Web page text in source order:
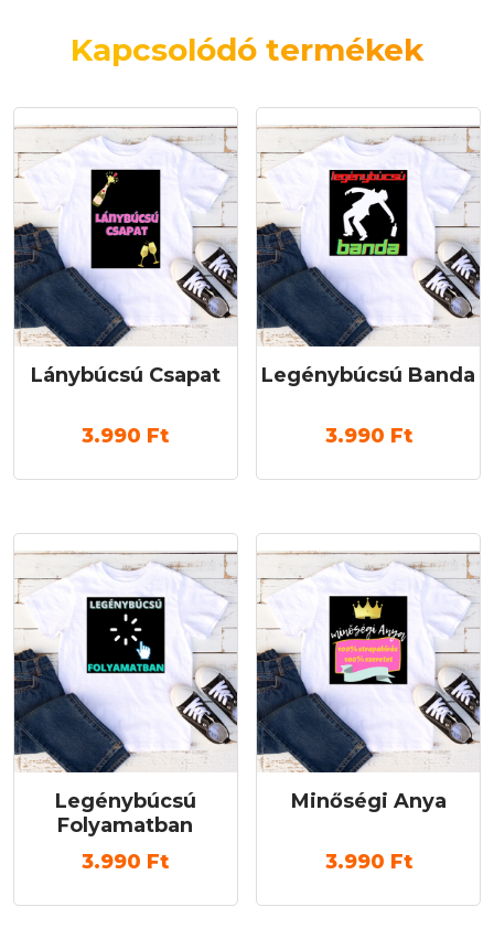
Kapcsolódó termékek
Lánybúcsú Csapat
3.990 Ft
Legénybúcsú Banda
3.990 Ft
Legénybúcsú
Folyamatban
3.990 Ft
Minőségi Anya
3.990 Ft